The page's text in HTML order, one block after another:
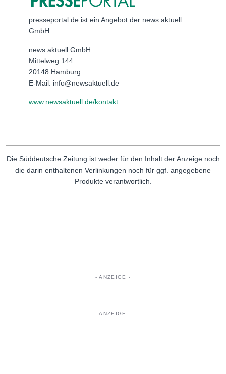
presseportal.de ist ein Angebot der news aktuell
GmbH
news aktuell GmbH
Mittelweg 144
20148 Hamburg
E-Mail: info@newsaktuell.de
www.newsaktuell.de/kontakt
Die Süddeutsche Zeitung ist weder für den Inhalt der Anzeige noch
die darin enthaltenen Verlinkungen noch für ggf. angegebene
Produkte verantwortlich.